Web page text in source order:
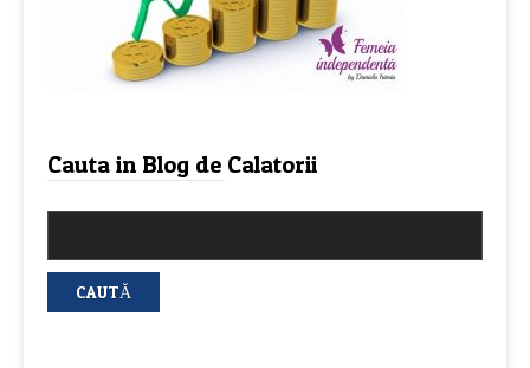
Cauta in Blog de Calatorii